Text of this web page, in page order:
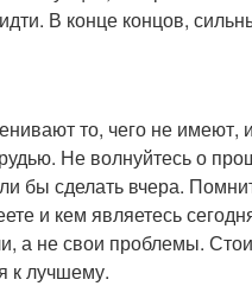
В конце концов,
то, чего не имеют,
Не волнуйтесь о
бы сделать вчера.
и кем являетесь
а не свои проблемы.
к лучшему.